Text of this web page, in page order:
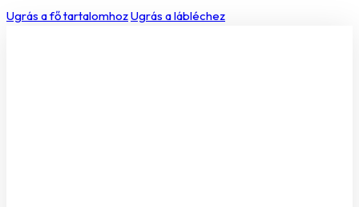
Ugrás a fő tartalomhozUgrás a lábléchez